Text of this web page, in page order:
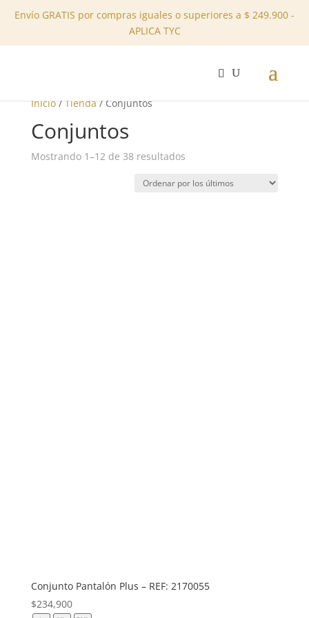
Envío GRATIS por compras iguales o superiores a $ 249.900 -
APLICA TYC
✕
Inicio/Tienda/ Conjuntos
Conjuntos
Mostrando 1–12 de 38 resultadosOrdenado
los
Conjunto Pantalón Plus – REF: 2170055
$234,900